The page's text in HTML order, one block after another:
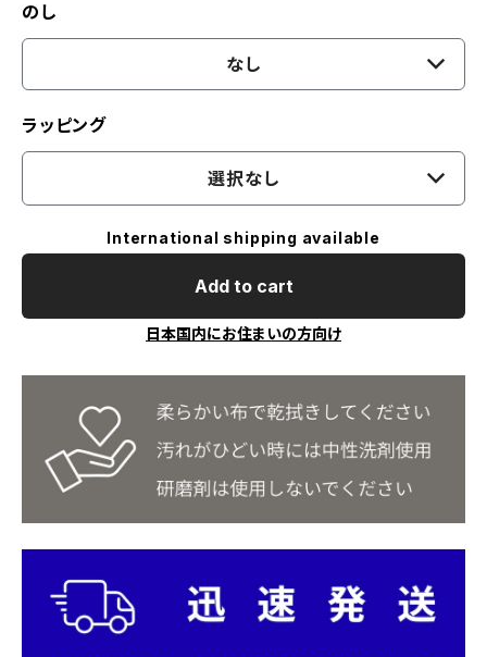
のし
なし
ラッピング
選択なし
International shipping available
Add to cart
日本国内にお住まいの方向け